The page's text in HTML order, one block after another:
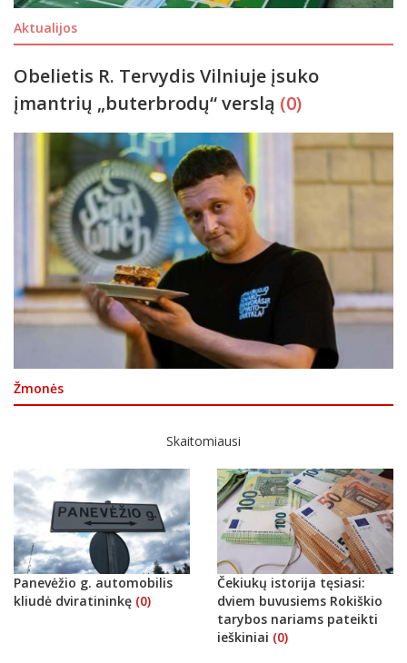
Aktualijos
Obelietis R. Tervydis Vilniuje įsuko
įmantrių „buterbrodų“ verslą (0)
Žmonės
Skaitomiausi
Panevėžio g. automobilis
kliudė dviratininkę (0)
Čekiukų istorija tęsiasi:
dviem buvusiems Rokiškio
tarybos nariams pateikti
ieškiniai (0)